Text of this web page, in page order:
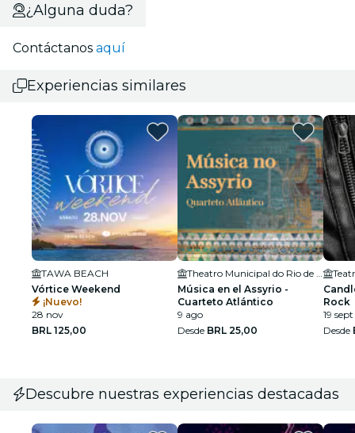
¿Alguna duda?
Contáctanos aquí
Experiencias similares
TAWA BEACH
Vórtice Weekend
¡Nuevo!
28 nov
BRL 125,00
Música en el Assyrio -
Cuarteto Atlántico
9 ago
Desde BRL 25,00
Rock
19 sept
Desde
Descubre nuestras experiencias destacadas